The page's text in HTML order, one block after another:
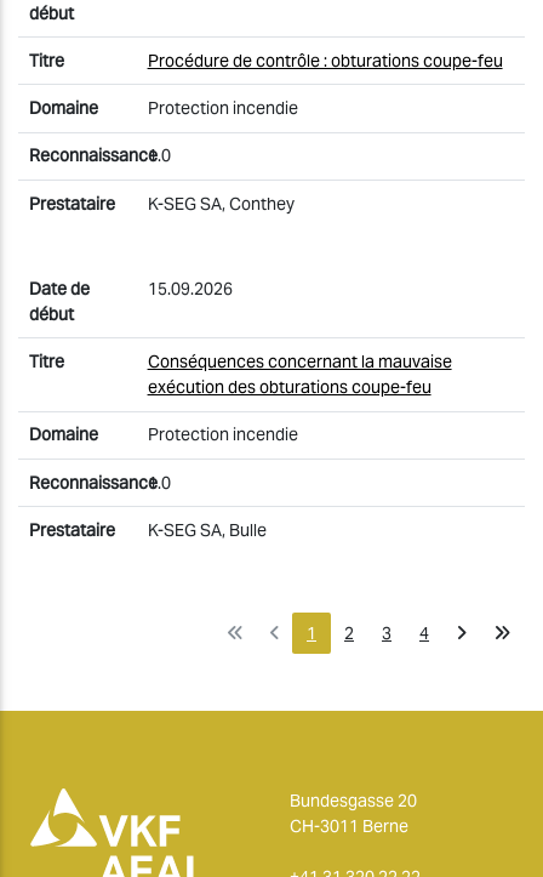
Procédure de contrôle : obturations coupe-feu
Protection incendie
1.0
K-SEG SA, Conthey
15.09.2026
Conséquences concernant la mauvaise
exécution des obturations coupe-feu
Protection incendie
1.0
K-SEG SA, Bulle
1 2 3 4
Bundesgasse 20
CH-3011 Berne